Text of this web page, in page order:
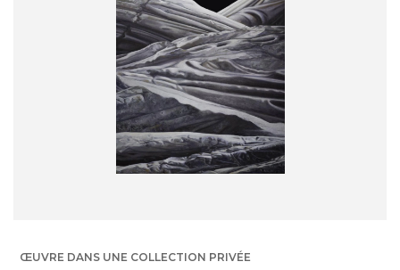
ŒUVRE DANS UNE COLLECTION PRIVÉE